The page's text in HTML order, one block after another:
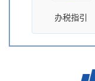
办税指引